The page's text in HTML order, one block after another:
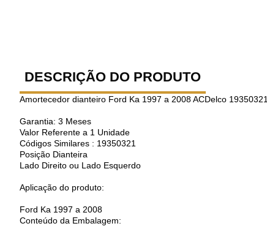
DESCRIÇÃO DO PRODUTO
Amortecedor dianteiro Ford Ka 1997 a 2008 ACDelco 19350321
Garantia: 3 Meses
Valor Referente a 1 Unidade
Códigos Similares : 19350321
Posição Dianteira
Lado Direito ou Lado Esquerdo
Aplicação do produto:
Ford Ka 1997 a 2008
Conteúdo da Embalagem: